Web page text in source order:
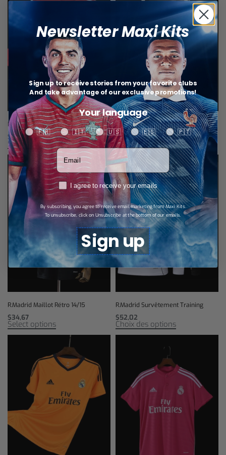
R.Madrid Maillot Third Rétro 2011/12
$34,67
Select options
R.Madrid Short Third 25/26
$17,33
Choix des options
R.Madrid Maillot Rétro 14/15
$34,67
Select options
R.Madrid Survêtement Training
$52,02
Choix des options
Newsletter Maxi Kits
Sign up to receive stories from your favorite clubs
And take advantage of our exclusive promotions!
Your language
Your language
🇫🇷 🇮🇹 🇺🇸 🇪🇸 🇵🇹
Votre adresse email
RGPDI agree to receive your emails
By subscribing, you agree to receive email marketing from Maxi Kits.
To unsubscribe, click on Unsubscribe at the bottom of our emails.
Sign up